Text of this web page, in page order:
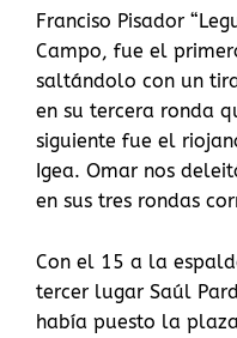
Franciso Pisador
Campo, fue el
saltándolo con un
en su tercera ronda
siguiente fue el
Igea. Omar nos
en sus tres rondas
Con el 15 a la
tercer lugar Saúl
había puesto la